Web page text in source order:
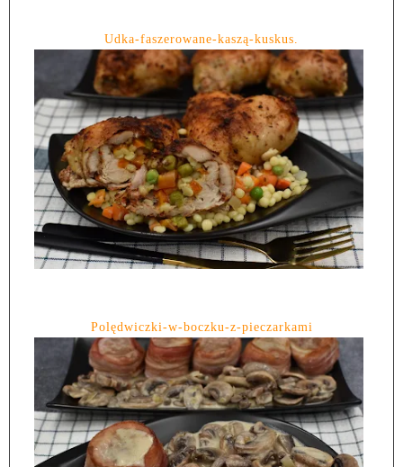
Udka-faszerowane-kaszą-kuskus.
Polędwiczki-w-boczku-z-pieczarkami